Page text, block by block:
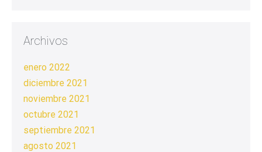
Archivos
enero 2022
diciembre 2021
noviembre 2021
octubre 2021
septiembre 2021
agosto 2021